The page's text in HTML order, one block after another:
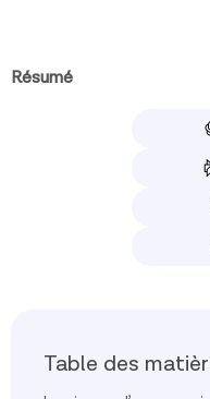
Résumé
Table des